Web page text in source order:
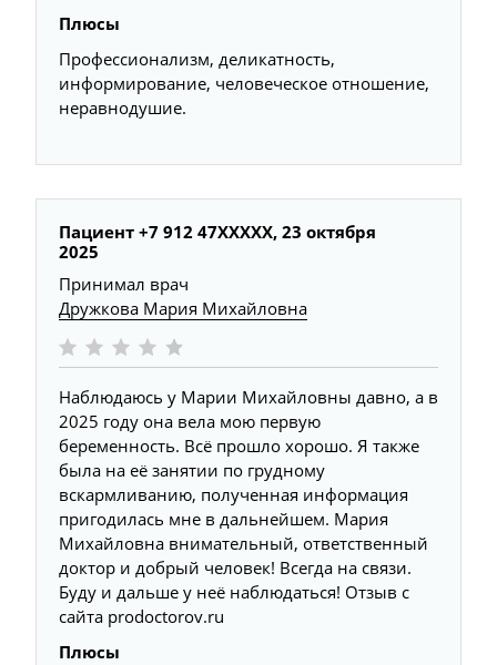
Плюсы
Профессионализм, деликатность,
информирование, человеческое отношение,
неравнодушие.
Пациент +7 912 47XXXXX, 23 октября
2025
Принимал врач
Дружкова Мария Михайловна
Наблюдаюсь у Марии Михайловны давно, а в
2025 году она вела мою первую
беременность. Всё прошло хорошо. Я также
была на её занятии по грудному
вскармливанию, полученная информация
пригодилась мне в дальнейшем. Мария
Михайловна внимательный, ответственный
доктор и добрый человек! Всегда на связи.
Буду и дальше у неё наблюдаться! Отзыв с
сайта prodoctorov.ru
Плюсы